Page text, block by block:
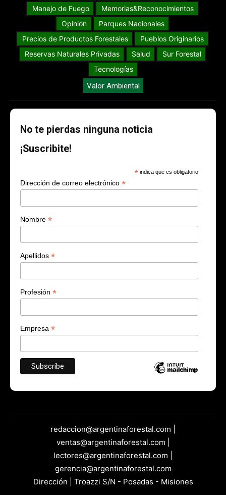
Manejo de Fuego
Memorias&Reconocimientos
Opinión
Parques Nacionales
Precios de Productos Forestales
Pueblos Originarios
Reservas Naturales Privadas
Salud
Sur Forestal
Tecnologías
Valor Ambiental
No te pierdas ninguna noticia
¡Suscribite!
* indica que es obligatorio
Dirección de correo electrónico *
Nombre *
Apellidos *
Profesión *
Empresa *
redaccion@argentinaforestal.com |
ventas@argentinaforestal.com |
lectores@argentinaforestal.com |
gerencia@argentinaforestal.com
Dirección | Troazzi S/N - Posadas - Misiones